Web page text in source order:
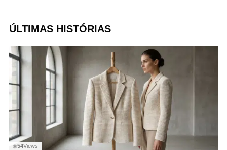
ÚLTIMAS HISTÓRIAS
◉54Views